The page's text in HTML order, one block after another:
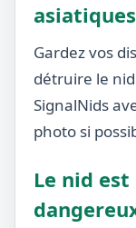
Gardez vos
détruire le
SignalNids
photo si
Le nid